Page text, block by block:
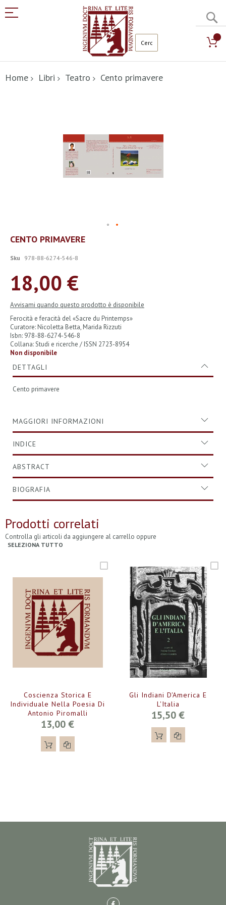
al
contenuto
Home Libri Teatro Cento primavere
Vai
all'inizio
galleria
immagini
CENTO PRIMAVERE
Sku 978-88-6274-546-8
18,00 €
Avvisami quando questo prodotto è disponibile
Ferocità e feracità del «Sacre du Printemps»
Curatore: Nicoletta Betta, Marida Rizzuti
Isbn: 978-88-6274-546-8
Collana: Studi e ricerche / ISSN 2723-8954
Non disponibile
DETTAGLI
Cento primavere
MAGGIORI INFORMAZIONI
INDICE
ABSTRACT
BIOGRAFIA
Prodotti correlati
Controlla gli articoli da aggiungere al carrello oppure
SELEZIONA TUTTO
Coscienza Storica E
Individuale Nella Poesia Di
Antonio Piromalli
13,00 €
Gli Indiani D'America E
L'Italia
15,50 €